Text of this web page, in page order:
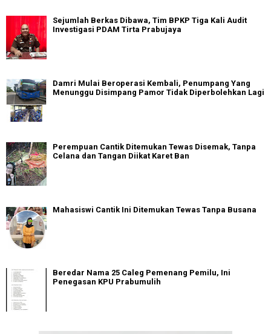
Sejumlah Berkas Dibawa, Tim BPKP Tiga Kali Audit
Investigasi PDAM Tirta Prabujaya
Damri Mulai Beroperasi Kembali, Penumpang Yang
Menunggu Disimpang Pamor Tidak Diperbolehkan Lagi
Perempuan Cantik Ditemukan Tewas Disemak, Tanpa
Celana dan Tangan Diikat Karet Ban
Mahasiswi Cantik Ini Ditemukan Tewas Tanpa Busana
Beredar Nama 25 Caleg Pemenang Pemilu, Ini
Penegasan KPU Prabumulih